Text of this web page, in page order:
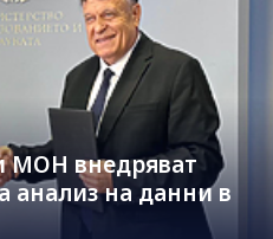
МОН внедряват
анализ на данни в